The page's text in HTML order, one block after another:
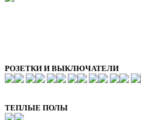
РОЗЕТКИ И ВЫКЛЮЧАТЕЛИ
ТЕПЛЫЕ ПОЛЫ